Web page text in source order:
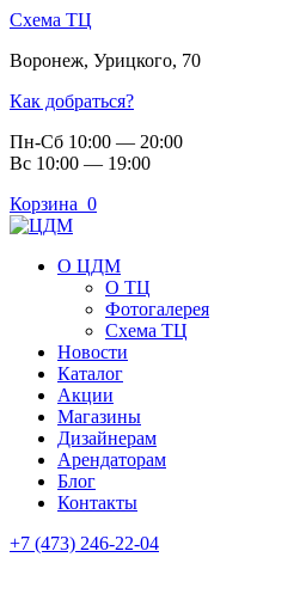
Схема ТЦ
Воронеж, Урицкого, 70
Как добраться?
Пн-Сб 10:00 — 20:00
Вс 10:00 — 19:00
Корзина 0
О ЦДМ
О ТЦ
Фотогалерея
Схема ТЦ
Новости
Каталог
Акции
Магазины
Дизайнерам
Арендаторам
Блог
Контакты
+7 (473) 246-22-04